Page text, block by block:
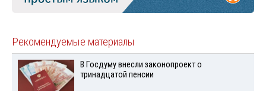
Рекомендуемые материалы
В Госдуму внесли законопроект о
тринадцатой пенсии